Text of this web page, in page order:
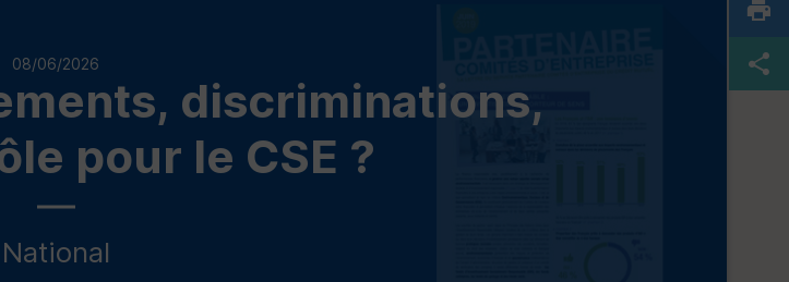
08/06/2026
discriminations,
pour le CSE ?
National